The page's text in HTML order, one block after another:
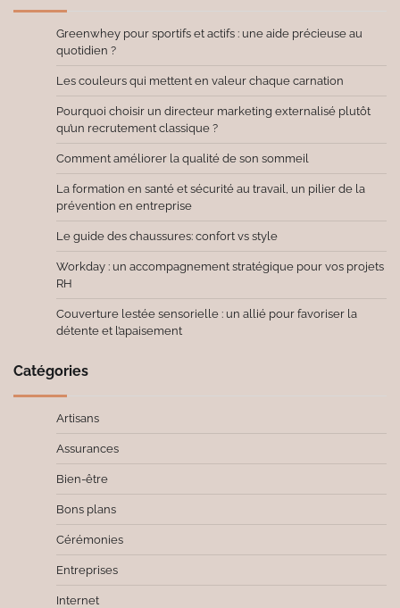
Greenwhey pour sportifs et actifs : une aide précieuse au
quotidien ?
Les couleurs qui mettent en valeur chaque carnation
Pourquoi choisir un directeur marketing externalisé plutôt
qu’un recrutement classique ?
Comment améliorer la qualité de son sommeil
La formation en santé et sécurité au travail, un pilier de la
prévention en entreprise
Le guide des chaussures: confort vs style
Workday : un accompagnement stratégique pour vos projets
RH
Couverture lestée sensorielle : un allié pour favoriser la
détente et l’apaisement
Catégories
Artisans
Assurances
Bien-être
Bons plans
Cérémonies
Entreprises
Internet